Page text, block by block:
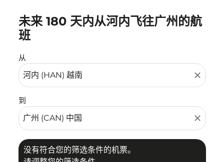
未来 180 天内从河内飞往广州的航
班
从
close
到
close
没有符合您的筛选条件的机票。
没有符合您的筛选条件的机票。请调整您的筛选条件。